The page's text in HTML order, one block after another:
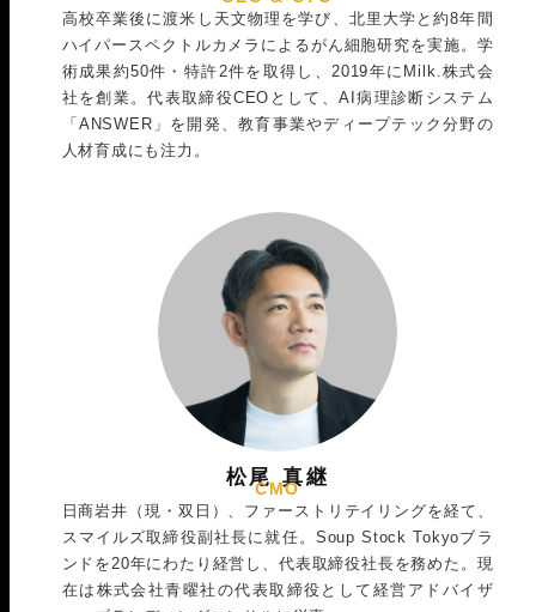
高校卒業後に渡米し天文物理を学び、北里大学と約8年間
ハイパースペクトルカメラによるがん細胞研究を実施。学
術成果約50件・特許2件を取得し、2019年にMilk.株式会
社を創業。代表取締役CEOとして、AI病理診断システム
「ANSWER」を開発、教育事業やディープテック分野の
人材育成にも注力。
松尾 真継
CMO
日商岩井（現・双日）、ファーストリテイリングを経て、
スマイルズ取締役副社長に就任。Soup Stock Tokyoブラ
ンドを20年にわたり経営し、代表取締役社長を務めた。現
在は株式会社青曜社の代表取締役として経営アドバイザ